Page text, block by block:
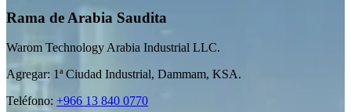
Rama de Arabia Saudita
Warom Technology Arabia Industrial LLC.
Agregar: 1ª Ciudad Industrial, Dammam, KSA.
Teléfono: +966 13 840 0770